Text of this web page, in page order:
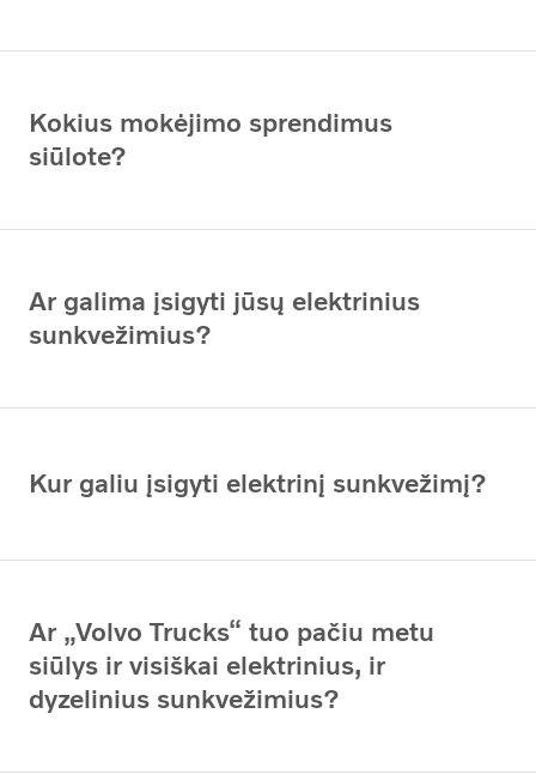
Kokius mokėjimo sprendimus
siūlote?
Ar galima įsigyti jūsų elektrinius
sunkvežimius?
Kur galiu įsigyti elektrinį sunkvežimį?
Ar „Volvo Trucks“ tuo pačiu metu
siūlys ir visiškai elektrinius, ir
dyzelinius sunkvežimius?